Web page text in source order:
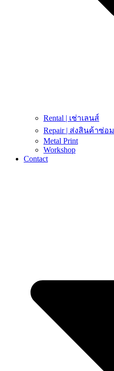
Rental | เช่าเลนส์
Repair | ส่งสินค้าซ่อม
Metal Print
Workshop
Contact